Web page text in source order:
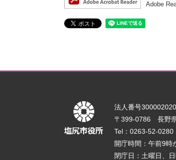
Adobe
法人番号
〒399-0786 長野
Tel：0263-52-0280
開庁時間：午前9時
閉庁日：土曜日、